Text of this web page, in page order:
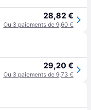
28,82 €
Ou 3 paiements de 9,60 €
29,20 €
Ou 3 paiements de 9,73 €